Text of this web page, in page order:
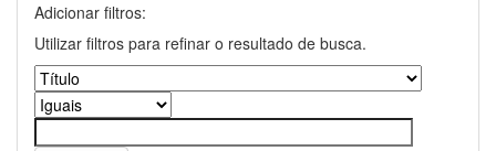
Adicionar filtros:
Utilizar filtros para refinar o resultado de busca.